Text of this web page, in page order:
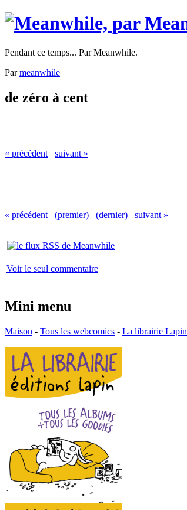
Pendant ce temps... Par Meanwhile.
Parmeanwhile
de zéro à cent
« précédent suivant »
« précédent (premier) (dernier) suivant »
Voir le seul commentaire
Mini menu
Maison - Tous les webcomics - La librairie Lapin